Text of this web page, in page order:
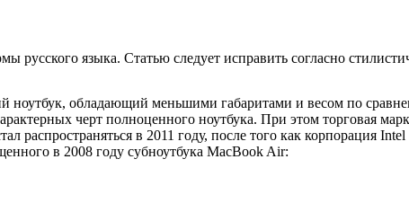
русского языка. Статью следует исправить согласно
ноутбук, обладающий меньшими габаритами и весом по
черт полноценного ноутбука. При этом торговая
распространяться в 2011 году, после того как корпорация
в 2008 году субноутбука MacBook Air: